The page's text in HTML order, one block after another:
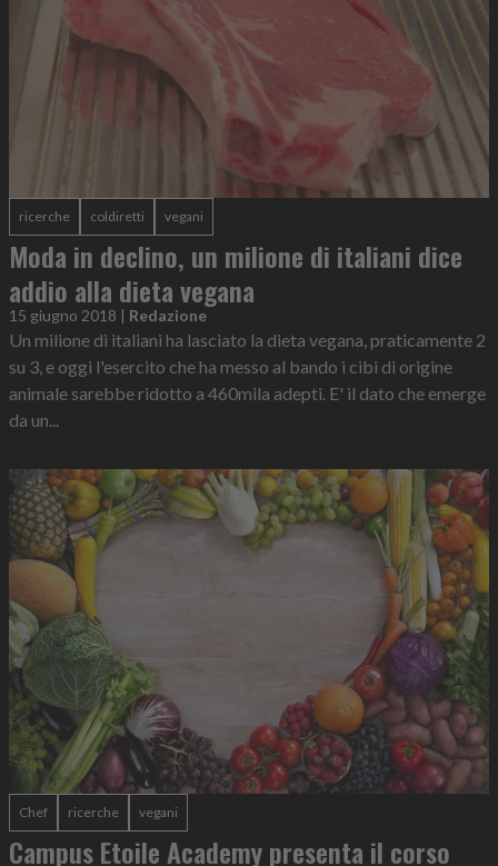
ricerche coldiretti vegani
Moda in declino, un milione di italiani dice
addio alla dieta vegana
15 giugno 2018 Redazione
Un milione di italiani ha lasciato la dieta vegana, praticamente 2
su 3, e oggi l'esercito che ha messo al bando i cibi di origine
animale sarebbe ridotto a 460mila adepti. E' il dato che emerge
da un...
Chef ricerche vegani
Campus Etoile Academy presenta il corso